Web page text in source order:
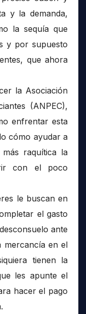
y la demanda,
la sequía que
y por supuesto
que ahora
la Asociación
(ANPEC),
enfrentar esta
cómo ayudar a
raquítica la
con el poco
le buscan en
el gasto
ante
mercancía en el
tienen la
les apunte el
hacer el pago